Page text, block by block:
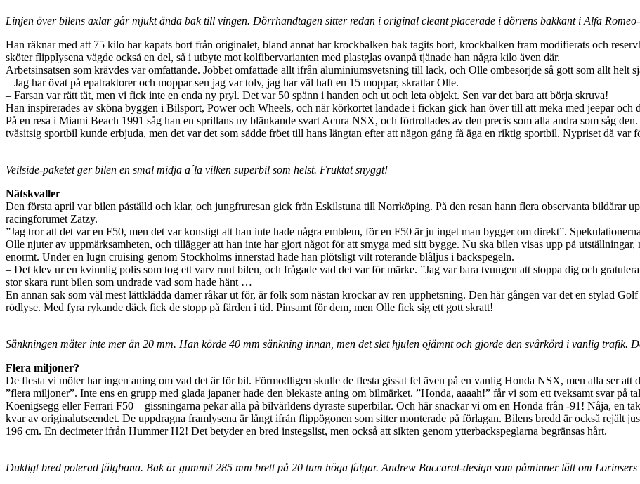
Linjen över bilens axlar går mjukt ända bak till vingen. Dörrhandtagen sitter redan i original cleant placerade i dörrens bakkant i Alfa
Han räknar med att 75 kilo har kapats bort från originalet, bland annat har krockbalken bak tagits bort, krockbalken fram modifierats och
sköter flipplysena vägde också en del, så i utbyte mot kolfibervarianten med plastglas ovanpå tjänade han några kilo även där.
Arbetsinsatsen som krävdes var omfattande. Jobbet omfattade allt ifrån aluminiumsvetsning till lack, och Olle ombesörjde så gott som allt helt
– Jag har övat på epatraktorer och moppar sen jag var tolv, jag har väl haft en 15 moppar, skrattar Olle.
– Farsan var rätt tät, men vi fick inte en enda ny pryl. Det var 50 spänn i handen och ut och leta objekt. Sen var det bara att börja skruva!
Han inspirerades av sköna byggen i Bilsport, Power och Wheels, och när körkortet landade i fickan gick han över till att meka med jeepar och
På en resa i Miami Beach 1991 såg han en sprillans ny blänkande svart Acura NSX, och förtrollades av den precis som alla andra som såg
tvåsitsig sportbil kunde erbjuda, men det var det som sådde fröet till hans längtan efter att någon gång få äga en riktig sportbil. Nypriset då var
Veilside-paketet ger bilen en smal midja a´la vilken superbil som helst. Fruktat snyggt!
Nätskvaller
Den första april var bilen påställd och klar, och jungfruresan gick från Eskilstuna till Norrköping. På den resan hann flera observanta bildårar
racingforumet Zatzy.
”Jag tror att det var en F50, men det var konstigt att han inte hade några emblem, för en F50 är ju inget man bygger om direkt”.
Olle njuter av uppmärksamheten, och tillägger att han inte har gjort något för att smyga med sitt bygge. Nu ska bilen visas upp på utställningar,
enormt. Under en lugn cruising genom Stockholms innerstad hade han plötsligt vilt roterande blåljus i backspegeln.
– Det klev ur en kvinnlig polis som tog ett varv runt bilen, och frågade vad det var för märke. ”Jag var bara tvungen att stoppa dig och
stor skara runt bilen som undrade vad som hade hänt …
En annan sak som väl mest lättklädda damer råkar ut för, är folk som nästan krockar av ren upphetsning. Den här gången var det en stylad
rödlyse. Med fyra rykande däck fick de stopp på färden i tid. Pinsamt för dem, men Olle fick sig ett gott skratt!
Sänkningen mäter inte mer än 20 mm. Han körde 40 mm sänkning innan, men det slet hjulen ojämnt och gjorde den svårkörd i vanlig trafik.
Flera miljoner?
De flesta vi möter har ingen aning om vad det är för bil. Förmodligen skulle de flesta gissat fel även på en vanlig Honda NSX, men alla ser att
”flera miljoner”. Inte ens en grupp med glada japaner hade den blekaste aning om bilmärket. ”Honda, aaaah!” får vi som ett tveksamt svar på
Koenigsegg eller Ferrari F50 – gissningarna pekar alla på bilvärldens dyraste superbilar. Och här snackar vi om en Honda från -91! Nåja, en
kvar av originalutseendet. De uppdragna framlysena är långt ifrån flippögonen som sitter monterade på förlagan. Bilens bredd är också rejält
196 cm. En decimeter ifrån Hummer H2! Det betyder en bred instegslist, men också att sikten genom ytterbackspeglarna begränsas hårt.
Duktigt bred polerad fälgbana. Bak är gummit 285 mm brett på 20 tum höga fälgar. Andrew Baccarat-design som påminner lätt om